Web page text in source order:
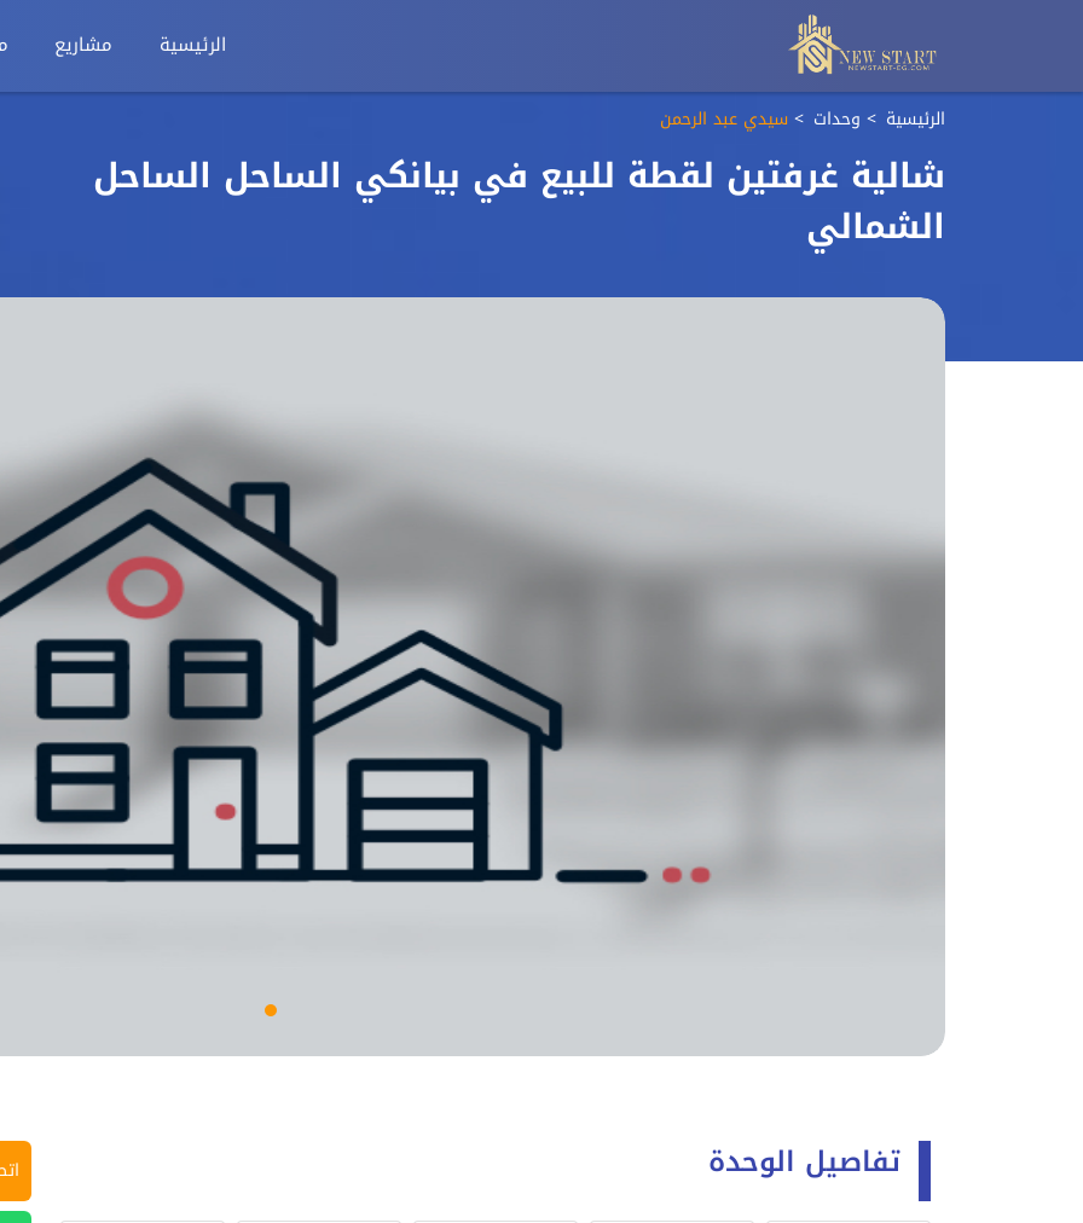
الرئيسية مشاريع
الرئيسية وحدات سيدي عبد الرحمن
شالية غرفتين لقطة للبيع في بيانكي الساحل الساحل
الشمالي
تفاصيل الوحدة